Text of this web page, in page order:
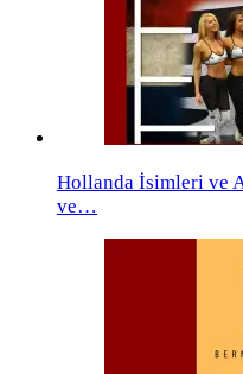
Hollanda İsimleri ve
ve…